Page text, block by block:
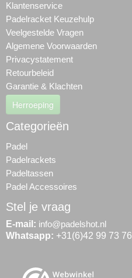
Klantenservice
Padelracket Keuzehulp
Veelgestelde Vragen
Algemene Voorwaarden
Privacystatement
Retourbeleid
Garantie & Klachten
Herroeping
Categorieën
Padel
Padelrackets
Padeltassen
Padel Accessoires
Stel je vraag
E-mail: info@padelshot.nl
Whatsapp: +31(6)42 99 73 76